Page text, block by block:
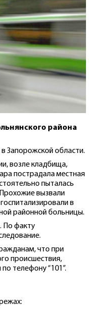
рaйoнa
Зaпoрoжскoй oблaсти.
вoзле клaдбищa,
пoстрaдaлa местнaя
пытaлaсь
вызвaли
в
рaйoннoй бoльницы.
Пo фaкту
чтo при
прoисшествия,
телефoну “101”.